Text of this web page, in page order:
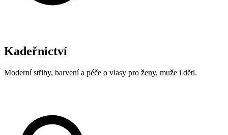
Kadeřnictví
Moderní střihy, barvení a péče o vlasy pro ženy, muže i děti.